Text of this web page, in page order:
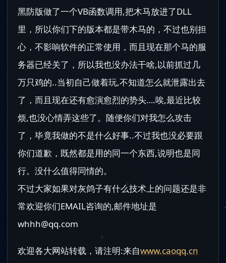
黑防版做了一个VB函数调用,把木马放进了DLL
里，所以你们下的版本都是带木马的，不过也别担
心，不影响软件的正常使用，而且现在那个马的服
务器已经关了，所以我也没办法干啥,以前抓过几
万只鸡的..当初自己做着玩,不知道怎么就泄露出去
了，而且现在还有愈演愈烈的势头….唉,最近比较
烦,也没心情弄这些了。随便你们对我怎么攻击
了，毕竟我做的不是什么好事..不过我也没必要跟
你们道歉，既然都是用的同一个东西,说明也是同
行。没什么值得同情的。
不过大家如果对灰鸽子有什么技术上的问题还是非
常欢迎你们EMAIL咨询的,邮件地址是
whhh@qq.com
欢迎各大网站转载，请注明:来自www.caoqq.cn